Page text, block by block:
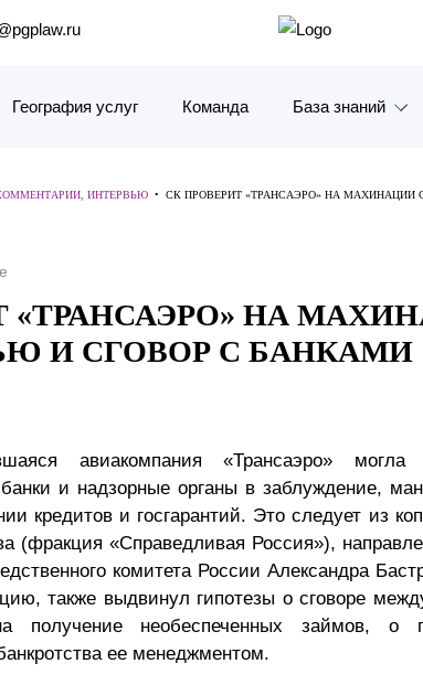
География услуг Команда База знаний
Видео
Антикризисный
Презентации
Брошюры
ИНТЕРВЬЮ • СК ПРОВЕРИТ «ТРАНСАЭРО» НА
«ТРАНСАЭРО» НА
И СГОВОР С БАНКАМИ
авиакомпания «Трансаэро» могла
и надзорные органы в заблуждение,
кредитов и госгарантий. Это следует из
(фракция «Справедливая Россия»),
комитета России Александра
также выдвинул гипотезы о сговоре
получение необеспеченных займов, о
ее менеджментом.